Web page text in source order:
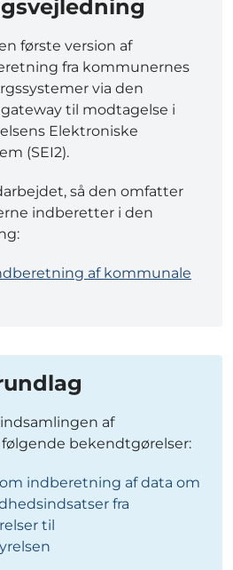
første version af
fra kommunernes
via den
til modtagelse i
Elektroniske
(SEI2).
så den omfatter
indberetter i den
af kommunale
af
bekendtgørelser:
indberetning af data om
fra
til